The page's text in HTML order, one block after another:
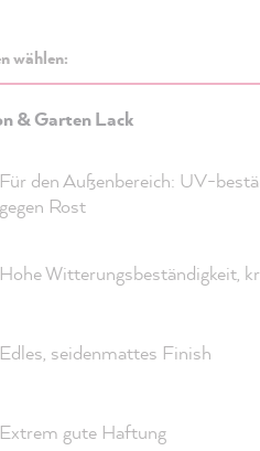
wählen:
& Garten Lack
Für den Außenbereich: UV-
gegen Rost
Hohe Witterungsbeständigkeit,
Edles, seidenmattes Finish
Extrem gute Haftung